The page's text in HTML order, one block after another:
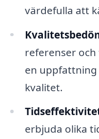
värdefulla att
referenser
en
kvalitet.
erbjuda olika